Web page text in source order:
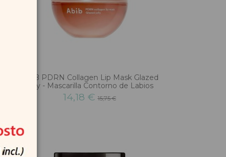
ABIB PDRN Collagen Lip Mask Glazed
Jelly - Mascarilla Contorno de Labios
14,18 €15,75 €